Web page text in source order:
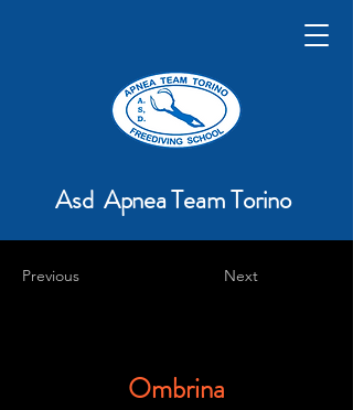
Asd Apnea Team Torino
Previous Next
Ombrina